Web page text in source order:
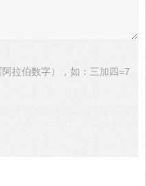
拉伯数字），如：三加四=7